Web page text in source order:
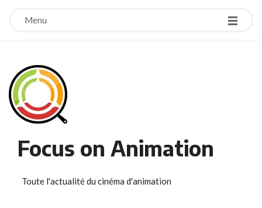
Menu
Focus on Animation
Toute l'actualité du cinéma d'animation